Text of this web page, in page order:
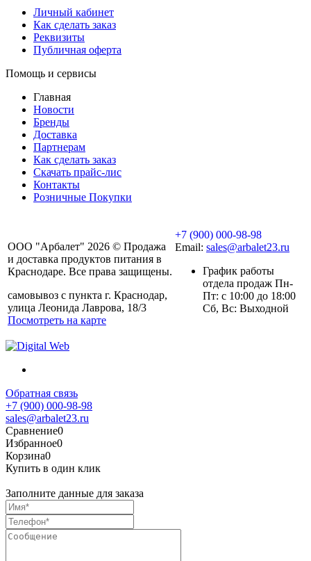
Личный кабинет
Как сделать заказ
Реквизиты
Публичная оферта
Помощь и сервисы
Главная
Новости
Бренды
Доставка
Партнерам
Как сделать заказ
Скачать прайс-лис
Контакты
Розничные Покупки
ООО "Арбалет" 2026 © Продажа
и доставка продуктов питания в
Краснодаре. Все права защищены.
самовывоз с пункта г. Краснодар,
улица Леонида Лаврова, 18/3
Посмотреть на карте
+7 (900) 000-98-98
Email: sales@arbalet23.ru
График работы
отдела продаж Пн-
Пт: с 10:00 до 18:00
Сб, Вс: Выходной
Обратная связь
+7 (900) 000-98-98
sales@arbalet23.ru
Сравнение0
Избранное0
Корзина0
Купить в один клик
Заполните данные для заказа